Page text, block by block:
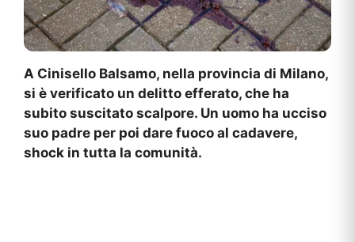
A Cinisello Balsamo, nella provincia di Milano,
si è verificato un delitto efferato, che ha
subito suscitato scalpore. Un uomo ha ucciso
suo padre per poi dare fuoco al cadavere,
shock in tutta la comunità.